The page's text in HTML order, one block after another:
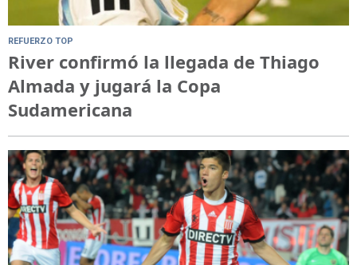
REFUERZO TOP
River confirmó la llegada de Thiago
Almada y jugará la Copa
Sudamericana